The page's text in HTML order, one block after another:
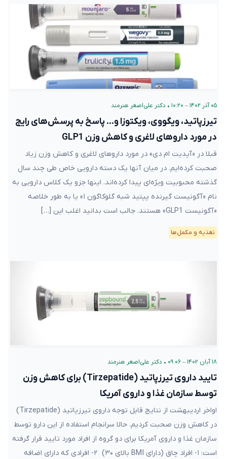
۰۵ آذر ۱۴۰۲ – ۱۰:۲۰ • دکتر علی‌اصغر هنرمند
تیرزپاتید، ویگووی، ویکتوزا و… پاسخ به پرسش‌های رایج
در مورد داروهای لاغری و کاهش وزن GLP1
قبلا در «آپدیت ام دی» در مورد داروهای لاغری و کاهش وزن زیاد
صحبت کرده‌ایم. در میان آنها یک دسته دارویی خاص طی چند سال
گذشته محبوبیت ویژه‌ای پیدا کرده‌اند. اینها جزو یک کلاس دارویی به
نام «آگونیست گیرنده پپتید شبه گلوکاگون ۱» یا به طور خلاصه
«آگونیست GLP1» هستند. جالب است بدانید اغلب این […]
تغذیه و مکمل‌ها
۱۸ آبان ۱۴۰۲ – ۰۹:۰۶ • دکتر علی‌اصغر هنرمند
تایید داروی تیرزپاتید (Tirzepatide) برای کاهش وزن
توسط سازمان غذا و داروی آمریکا
اواخر اردیبهشت از نتایج قابل توجه داروی تیرزپاتید (Tirzepatide)
در کاهش وزن صحبت کردیم. حالا سرانجام استفاده از این دارو توسط
سازمان غذا و داروی آمریکا برای دو گروه از افراد مورد تایید قرار گرفته
است: ۱- افراد چاق (دارای BMI بالای ۳۰) ۲- افرادی که دارای اضافه